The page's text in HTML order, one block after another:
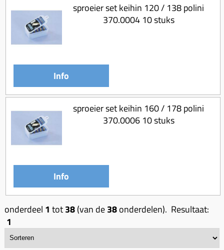
sproeier set keihin 120 / 138 polini
370.0004 10 stuks
Info
sproeier set keihin 160 / 178 polini
370.0006 10 stuks
Info
onderdeel 1 tot38(van de38onderdelen). Resultaat:
1